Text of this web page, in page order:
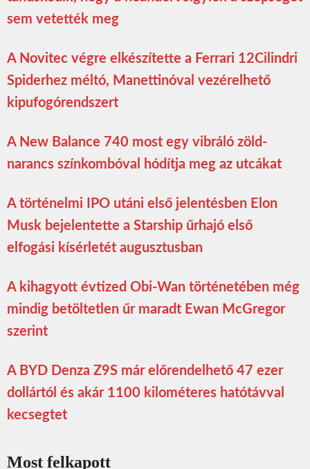
sem vetették meg
A Novitec végre elkészítette a Ferrari 12Cilindri
Spiderhez méltó, Manettinóval vezérelhető
kipufogórendszert
A New Balance 740 most egy vibráló zöld-
narancs színkombóval hódítja meg az utcákat
A történelmi IPO utáni első jelentésben Elon
Musk bejelentette a Starship űrhajó első
elfogási kísérletét augusztusban
A kihagyott évtized Obi-Wan történetében még
mindig betöltetlen űr maradt Ewan McGregor
szerint
A BYD Denza Z9S már előrendelhető 47 ezer
dollártól és akár 1100 kilométeres hatótávval
kecsegtet
Most felkapott